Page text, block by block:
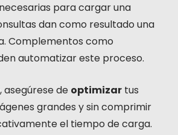
para cargar una
dan como resultado una
Complementos como
automatizar este proceso.
asegúrese de optimizar tus
grandes y sin comprimir
el tiempo de carga.